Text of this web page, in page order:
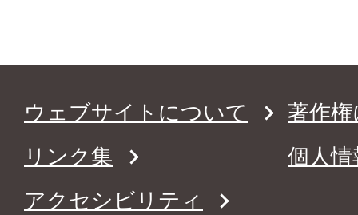
ウェブサイトについて
著作
リンク集
個人
アクセシビリティ